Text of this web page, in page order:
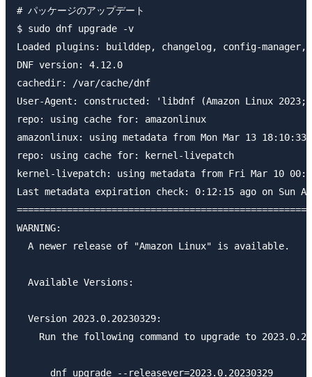
# パッケージのアップデート
$ sudo dnf upgrade -v
Loaded plugins: builddep, changelog, config-
DNF version: 4.12.0
cachedir: /var/cache/dnf
User-Agent: constructed: 'libdnf (Amazon Linux
repo: using cache for: amazonlinux
amazonlinux: using metadata from Mon Mar 13 18:10:33
repo: using cache for: kernel-livepatch
kernel-livepatch: using metadata from Fri Mar 10
Last metadata expiration check: 0:12:15 ago on Sun
WARNING:
  A newer release of "Amazon Linux" is available.
  Available Versions:
  Version 2023.0.20230329:
Run the following command to upgrade to
      dnf upgrade --releasever=2023.0.20230329